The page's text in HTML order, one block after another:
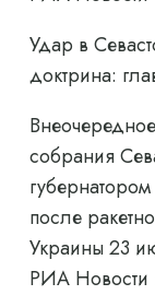
Удар в
доктрина:
собрания
после
Украины 23
РИА